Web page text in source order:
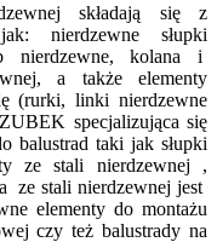
składają się z
nierdzewne słupki
nierdzewne, kolana i
a także elementy
(rurki, linki nierdzewne
specjalizująca się
balustrad taki jak słupki
ze stali nierdzewnej ,
ze stali nierdzewnej jest
elementy do montażu
czy też balustrady na